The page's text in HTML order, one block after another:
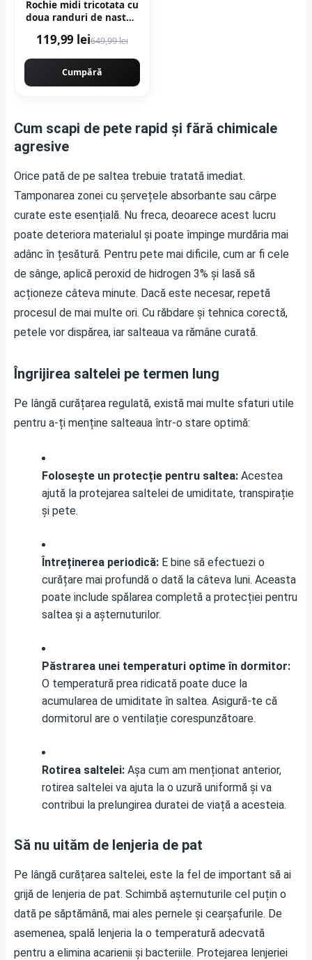
Rochie midi tricotata cu
doua randuri de nasturi
119,99 lei649,99 lei
Cumpără
Cum scapi de pete rapid și fără chimicale
agresive
Orice pată de pe saltea trebuie tratată imediat.
Tamponarea zonei cu șervețele absorbante sau cârpe
curate este esențială. Nu freca, deoarece acest lucru
poate deteriora materialul și poate împinge murdăria mai
adânc în țesătură. Pentru pete mai dificile, cum ar fi cele
de sânge, aplică peroxid de hidrogen 3% și lasă să
acționeze câteva minute. Dacă este necesar, repetă
procesul de mai multe ori. Cu răbdare și tehnica corectă,
petele vor dispărea, iar salteaua va rămâne curată.
Îngrijirea saltelei pe termen lung
Pe lângă curățarea regulată, există mai multe sfaturi utile
pentru a-ți menține salteaua într-o stare optimă:
Folosește un protecție pentru saltea: Acestea
ajută la protejarea saltelei de umiditate, transpirație
și pete.
Întreținerea periodică: E bine să efectuezi o
curățare mai profundă o dată la câteva luni. Aceasta
poate include spălarea completă a protecției pentru
saltea și a așternuturilor.
Păstrarea unei temperaturi optime în dormitor:
O temperatură prea ridicată poate duce la
acumularea de umiditate în saltea. Asigură-te că
dormitorul are o ventilație corespunzătoare.
Rotirea saltelei: Așa cum am menționat anterior,
rotirea saltelei va ajuta la o uzură uniformă și va
contribui la prelungirea duratei de viață a acesteia.
Să nu uităm de lenjeria de pat
Pe lângă curățarea saltelei, este la fel de important să ai
grijă de lenjeria de pat. Schimbă așternuturile cel puțin o
dată pe săptămână, mai ales pernele și cearșafurile. De
asemenea, spală lenjeria la o temperatură adecvată
pentru a elimina acarienii și bacteriile. Protejarea lenjeriei